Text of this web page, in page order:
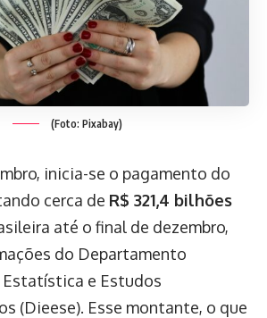
(Foto: Pixabay)
inicia-se o pagamento do
cerca de R$ 321,4 bilhões
até o final de dezembro,
do Departamento
e Estudos
(Dieese). Esse montante, o que